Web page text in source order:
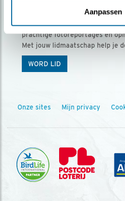
Aanpassen
Ontvang 5 x Vogels
Vogels is het tijdschrift voor
prachtige fotoreportages en
Met jouw lidmaatschap help je
WORD LID
Onze sites Mijn privacy